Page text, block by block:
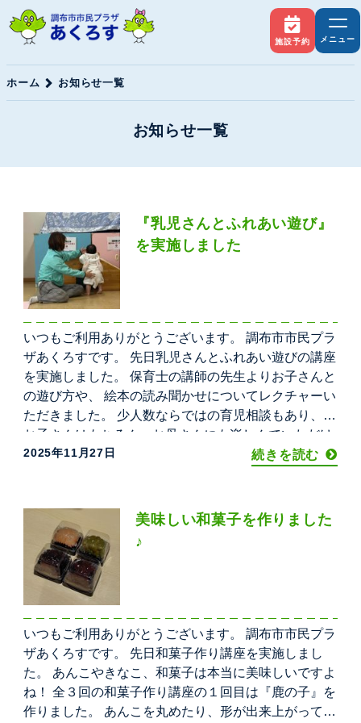
施設予約 メニュー
ホーム お知らせ一覧
お知らせ一覧
『乳児さんとふれあい遊び』
を実施しました
いつもご利用ありがとうございます。 調布市市民プラ
ザあくろすです。 先日乳児さんとふれあい遊びの講座
を実施しました。 保育士の講師の先生よりお子さんと
の遊び方や、 絵本の読み聞かせについてレクチャーい
ただきました。 少人数ならではの育児相談もあり、
お子さんはもちろん、お母さんにも楽しんでいただけ
たようで 嬉しく思います♪
2025年11月27日 続きを読む
美味しい和菓子を作りました
♪
いつもご利用ありがとうございます。 調布市市民プラ
ザあくろすです。 先日和菓子作り講座を実施しまし
た。 あんこやきなこ、和菓子は本当に美味しいですよ
ね！ 全３回の和菓子作り講座の１回目は『鹿の子』を
作りました。 あんこを丸めたり、形が出来上がってか